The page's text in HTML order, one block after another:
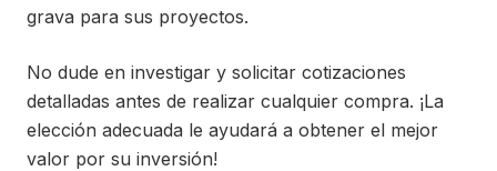
grava para sus proyectos.
No dude en investigar y solicitar cotizaciones
detalladas antes de realizar cualquier compra. ¡La
elección adecuada le ayudará a obtener el mejor
valor por su inversión!